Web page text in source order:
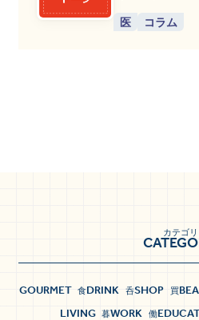
医 コラム
カテゴリ
GOURMET 食DRINK 呑SHOP 買
LIVING 暮WORK 働